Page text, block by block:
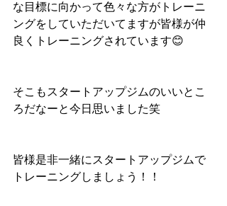
な目標に向かって色々な方がトレーニ
ングをしていただいてますが皆様が仲
良くトレーニングされています😊
そこもスタートアップジムのいいとこ
ろだなーと今日思いました笑
皆様是非一緒にスタートアップジムで
トレーニングしましょう！！